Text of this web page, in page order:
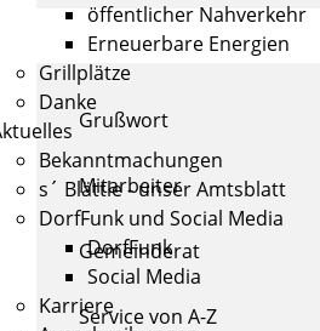
öffentlicher Nahverkehr
Erneuerbare Energien
Grillplätze
Danke
Bekanntmachungen
s´ Blättle - unser Amtsblatt
DorfFunk und Social Media
DorfFunk
Social Media
Karriere
Grußwort
Mitarbeiter
Gemeinderat
Service von A-Z